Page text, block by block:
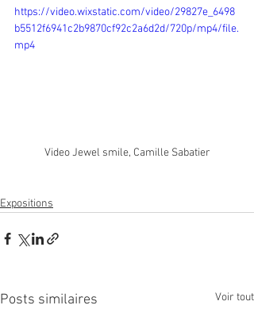
https://video.wixstatic.com/video/29827e_6498
b5512f6941c2b9870cf92c2a6d2d/720p/mp4/file.
mp4
Video Jewel smile, Camille Sabatier
Expositions
Posts similaires Voir tout